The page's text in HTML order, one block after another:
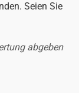
Seien Sie
abgeben